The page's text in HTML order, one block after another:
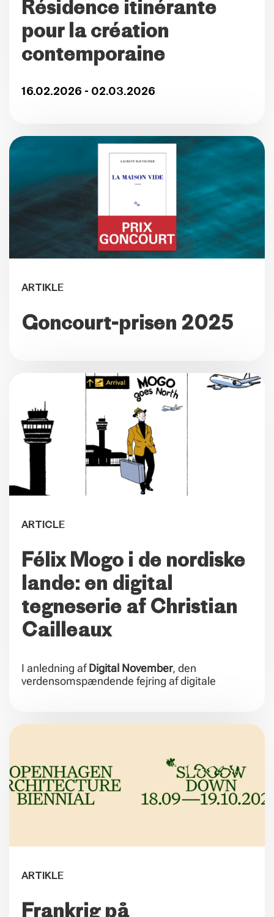
Résidence itinérante
pour la création
contemporaine
16.02.2026 - 02.03.2026
ARTIKLE
Goncourt-prisen 2025
ARTICLE
Félix Mogo i de nordiske
lande: en digital
tegneserie af Christian
Cailleaux
I anledning afDigital November, den
verdensomspændende fejring af digitale
ARTIKLE
Frankrig på